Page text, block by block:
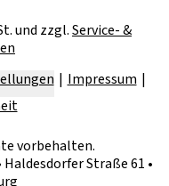
und zzgl.Service- &
Impressum
vorbehalten.
Haldesdorfer Straße 61 •